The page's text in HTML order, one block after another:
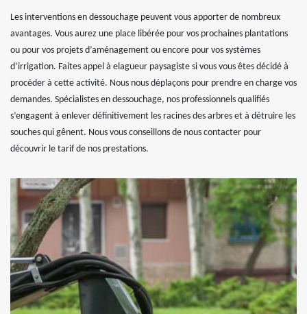
Les interventions en dessouchage peuvent vous apporter de nombreux
avantages. Vous aurez une place libérée pour vos prochaines plantations
ou pour vos projets d’aménagement ou encore pour vos systèmes
d’irrigation. Faites appel à elagueur paysagiste si vous vous êtes décidé à
procéder à cette activité. Nous nous déplaçons pour prendre en charge vos
demandes. Spécialistes en dessouchage, nos professionnels qualifiés
s’engagent à enlever définitivement les racines des arbres et à détruire les
souches qui gênent. Nous vous conseillons de nous contacter pour
découvrir le tarif de nos prestations.